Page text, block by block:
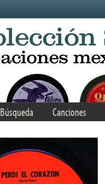
Búsqueda Canciones